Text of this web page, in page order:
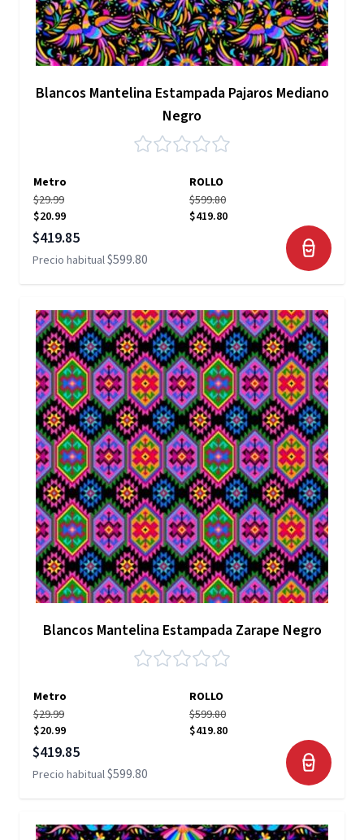
Blancos Mantelina Estampada Pajaros Mediano
Negro
Metro
ROLLO
$29.99
$20.99
$599.80
$419.80
Precio especial
$419.85
Precio habitual$599.80
Blancos Mantelina Estampada Zarape Negro
Metro
ROLLO
$29.99
$20.99
$599.80
$419.80
Precio especial
$419.85
Precio habitual$599.80